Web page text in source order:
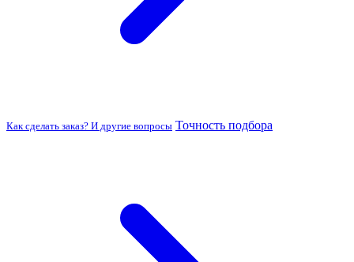
Как сделать заказ? И другие вопросы Точность подбора